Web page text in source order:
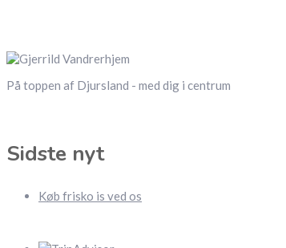
På toppen af Djursland - med dig i centrum
Sidste nyt
Køb frisko is ved os